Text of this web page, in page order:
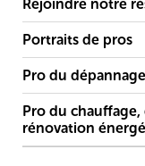
Rejoindre notre
Portraits de pros
Pro du dépannage
Pro du
rénovation